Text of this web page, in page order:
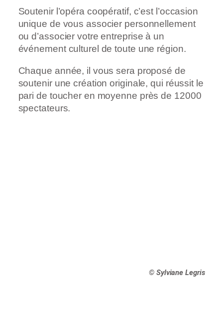
Soutenir l’opéra coopératif, c’est l’occasion
unique de vous associer personnellement
ou d’associer votre entreprise à un
événement culturel de toute une région.
Chaque année, il vous sera proposé de
soutenir une création originale, qui réussit le
pari de toucher en moyenne près de 12000
spectateurs.
© Sylviane Legris